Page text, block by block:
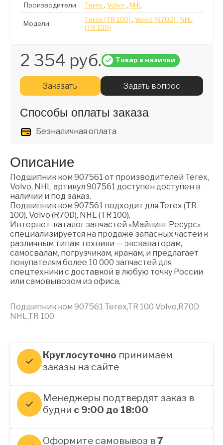
Производители:
Terex , Volvo , NHL
Модели: Terex (TR 100) , Volvo (R70D) , NHL
(TR 100)
2 354 руб. Товар в наличии
Заказать Задать вопрос
Способы оплаты заказа
Безналичная оплата
Описание
Подшипник ком 907561 от производителей Terex,
Volvo, NHL артикул 907561 доступен доступен в
наличии и под заказ.
Подшипник ком 907561 подходит для Terex (TR
100), Volvo (R70D), NHL (TR 100).
Интернет-каталог запчастей «Майнинг Ресурс»
специализируется на продаже запасных частей к
различным типам техники — экскаваторам,
самосвалам, погрузчикам, кранам, и предлагает
покупателям более 10 000 запчастей для
спецтехники с доставкой в любую точку России
или самовывозом из офиса.
Подшипник ком 907561 Terex,TR 100 Volvo,R70D
NHL,TR 100
Круглосуточно принимаем
заказы на сайте
Менеджеры подтвердят заказ в
будни с 9:00 до 18:00
Оформите самовывоз в7